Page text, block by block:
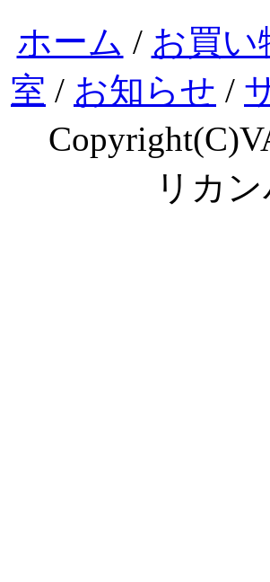
ホーム / お買い
室 / お知らせ /
リカ